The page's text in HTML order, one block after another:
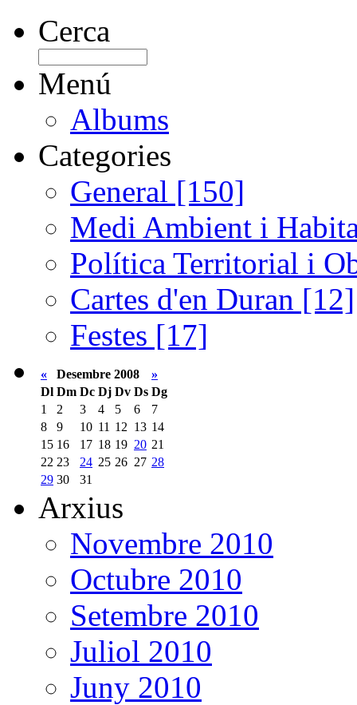
Cerca
Menú
Albums
Categories
General [150]
Medi Ambient i
Política Territorial i
Cartes d'en Duran [12]
Festes [17]
« Desembre 2008
»
Dl Dm Dc Dj Dv Ds Dg
1
2 3 4 5 6
7
8
9 10 11 12 13 14
15 16 17 18 19 20 21
22 23 24 25 26 27 28
29 30 31
Arxius
Novembre 2010
Octubre 2010
Setembre 2010
Juliol 2010
Juny 2010